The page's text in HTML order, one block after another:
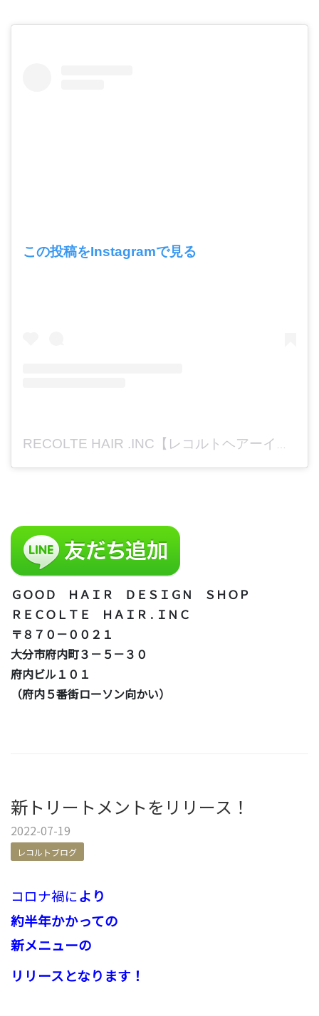
この投稿をInstagramで見る
ＧＯＯＤ ＨＡＩＲ ＤＥＳＩＧＮ ＳＨＯＰ
ＲＥＣＯＬＴＥ ＨＡＩＲ . ＩＮＣ
〒８７０－００２１
大分市府内町３－５－３０
府内ビル１０１
（府内５番街ローソン向かい）
新トリートメントをリリース！
2022-07-19
レコルトブログ
コロナ禍により
約半年かかっての
新メニューの
リリースとなります！